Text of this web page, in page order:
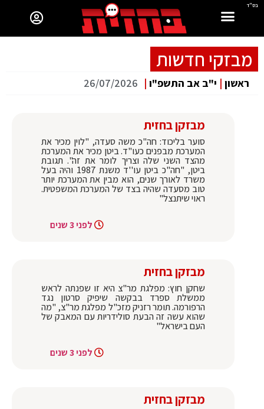
בס"ד
מבזקי חדשות
ראשון | י"ב אב התשפ"ו |
26/07/2026
מבזקן בחזית
סוער בליכוד: חה"כ משה סעדה, "לוין מכיר את
המערכת מבפנים כעו"ד. ביטן מכיר את המערכת
מהצד השני שלה וצריך לומר את זה". תגובת
ביטן, "חה"כ ביטן עו''ד משנת 1987 והיה בעל
משרד לאורך שנים, הוא מבין את המערכת יותר
טוב מסעדה שהיה בצד של המערכת המשפטית.
ראוי שיתנצל"
לפני 3 שנים
מבזקן בחזית
שחקן חוץ: מפלגת מר"צ היא זו שפנתה לראש
ממשלת ספרד בבקשה שיפיק סרטון נגד
הרפורמה. תומר רזניק מזכ"ל מפלגת מר"צ, "מה
שהוא עשה זה הבעת סולידריות עם המאבק של
העם בישראל"
לפני 3 שנים
מבזקן בחזית